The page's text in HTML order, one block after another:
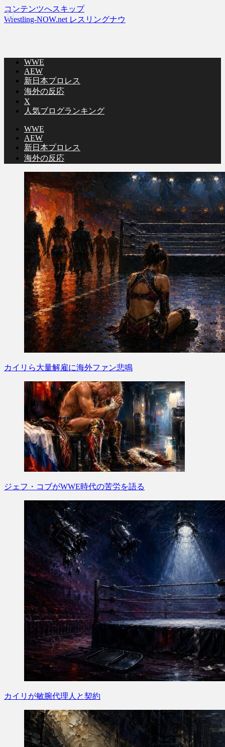
コンテンツへスキップ
Wrestling-NOW.net レスリングナウ
WWE
AEW
新日本プロレス
海外の反応
X
人気ブログランキング
WWE
AEW
新日本プロレス
海外の反応
カイリら大量解雇に海外ファン悲鳴
ジェフ・コブがWWE時代の苦労を語る
カイリが敏腕代理人と契約